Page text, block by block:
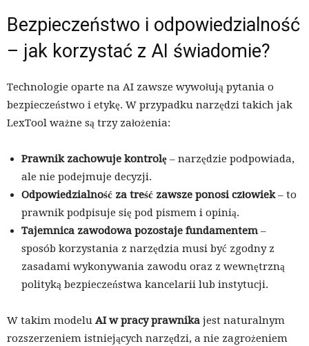
Bezpieczeństwo i odpowiedzialność
– jak korzystać z AI świadomie?
Technologie oparte na AI zawsze wywołują pytania o
bezpieczeństwo i etykę. W przypadku narzędzi takich jak
LexTool ważne są trzy założenia:
Prawnik zachowuje kontrolę – narzędzie podpowiada,
ale nie podejmuje decyzji.
Odpowiedzialność za treść zawsze ponosi człowiek– to
prawnik podpisuje się pod pismem i opinią.
Tajemnica zawodowa pozostaje fundamentem –
sposób korzystania z narzędzia musi być zgodny z
zasadami wykonywania zawodu oraz z wewnętrzną
polityką bezpieczeństwa kancelarii lub instytucji.
W takim modelu AI w pracy prawnika jest naturalnym
rozszerzeniem istniejących narzędzi, a nie zagrożeniem